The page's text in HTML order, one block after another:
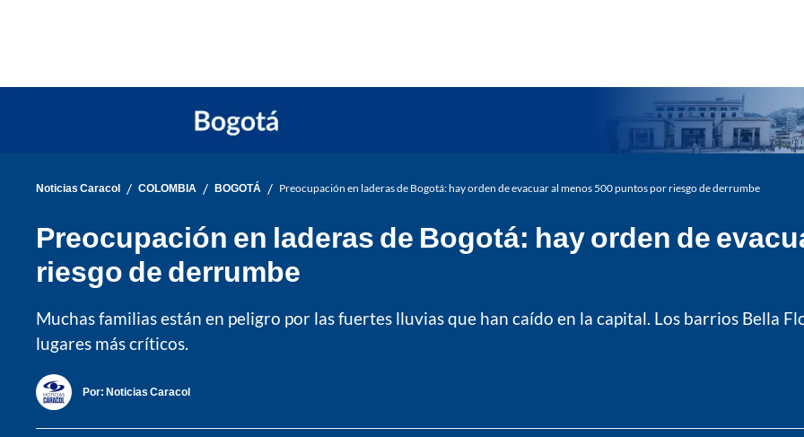
Noticias Caracol / COLOMBIA / BOGOTÁ / Preocupación en laderas de Bogotá: hay orden de evacuar al menos 500 puntos por riesgo de derrumbe
Preocupación en laderas de Bogotá: hay orden de
riesgo de derrumbe
Muchas familias están en peligro por las fuertes lluvias que han caído en la capital. Los barrios Bella
lugares más críticos.
Por: Noticias Caracol